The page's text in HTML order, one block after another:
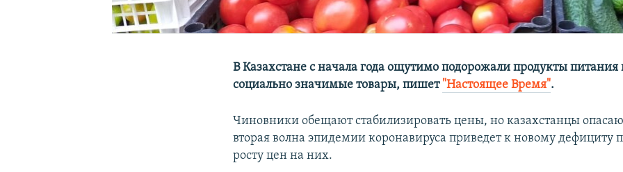
В Казахстане с начала года ощутимо подорожали продукты питания
социально значимые товары, пишет "Настоящее Время".
Чиновники обещают стабилизировать цены, но казахстанцы
вторая волна эпидемии коронавируса приведет к новому дефициту
росту цен на них.